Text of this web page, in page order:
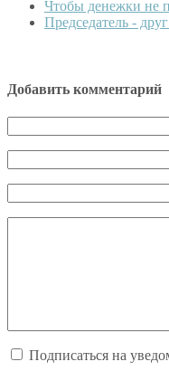
Чтобы денежки не
Председатель -
Добавить комментарий
Подписаться на